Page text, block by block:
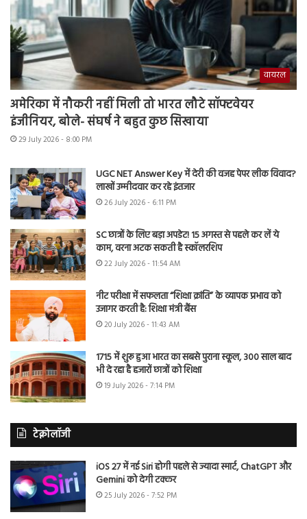
वायरल
अमेरिका में नौकरी नहीं मिली तो भारत लौटे सॉफ्टवेयर
इंजीनियर, बोले- संघर्ष ने बहुत कुछ सिखाया
29 July 2026 - 8:00 PM
UGC NET Answer Key में देरी की वजह पेपर लीक विवाद?
लाखों उम्मीदवार कर रहे इंतजार
26 July 2026 - 6:11 PM
SC छात्रों के लिए बड़ा अपडेट! 15 अगस्त से पहले कर लें ये
काम, वरना अटक सकती है स्कॉलरशिप
22 July 2026 - 11:54 AM
नीट परीक्षा में सफलता “शिक्षा क्रांति” के व्यापक प्रभाव को
उजागर करती है: शिक्षा मंत्री बैंस
20 July 2026 - 11:43 AM
1715 में शुरू हुआ भारत का सबसे पुराना स्कूल, 300 साल बाद
भी दे रहा है हजारों छात्रों को शिक्षा
19 July 2026 - 7:14 PM
टेक्नोलॉजी
iOS 27 में नई Siri होगी पहले से ज्यादा स्मार्ट, ChatGPT और
Gemini को देगी टक्कर
25 July 2026 - 7:52 PM